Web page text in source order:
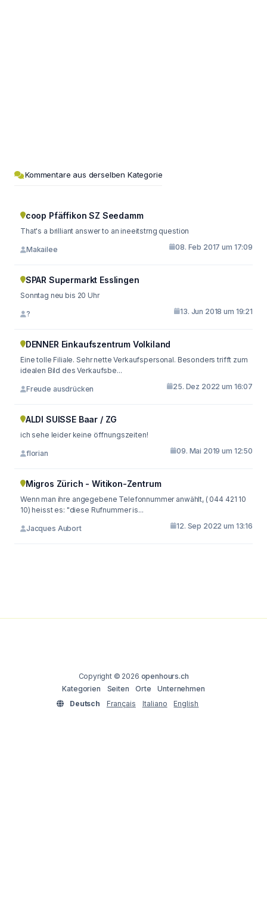
Kommentare aus derselben Kategorie
coop Pfäffikon SZ Seedamm
That's a brilliant answer to an ineeitstrng question
Makailee 08. Feb 2017 um 17:09
SPAR Supermarkt Esslingen
Sonntag neu bis 20 Uhr
? 13. Jun 2018 um 19:21
DENNER Einkaufszentrum Volkiland
Eine tolle Filiale. Sehr nette Verkaufspersonal. Besonders trifft zum
idealen Bild des Verkaufsbe...
Freude ausdrücken 25. Dez 2022 um 16:07
ALDI SUISSE Baar / ZG
ich sehe leider keine öffnungszeiten!
florian 09. Mai 2019 um 12:50
Migros Zürich - Witikon-Zentrum
Wenn man ihre angegebene Telefonnummer anwählt, ( 044 421 10
10) heisst es: "diese Rufnummer is...
Jacques Aubort 12. Sep 2022 um 13:16
Copyright © 2026 openhours.ch
Kategorien
Seiten Orte
Unternehmen
Deutsch
Français Italiano English